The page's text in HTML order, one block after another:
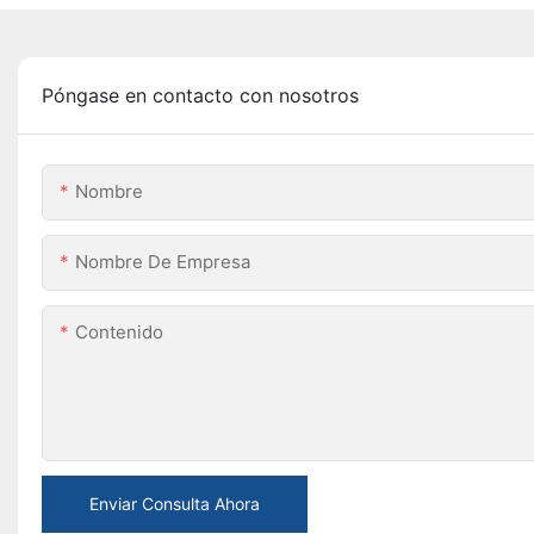
Póngase en contacto con nosotros
Nombre
Nombre De Empresa
Contenido
Enviar Consulta Ahora